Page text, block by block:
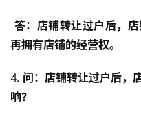
答：店铺转让过户后，
再拥有店铺的经营权。
4. 问：店铺转让过户后，
响？